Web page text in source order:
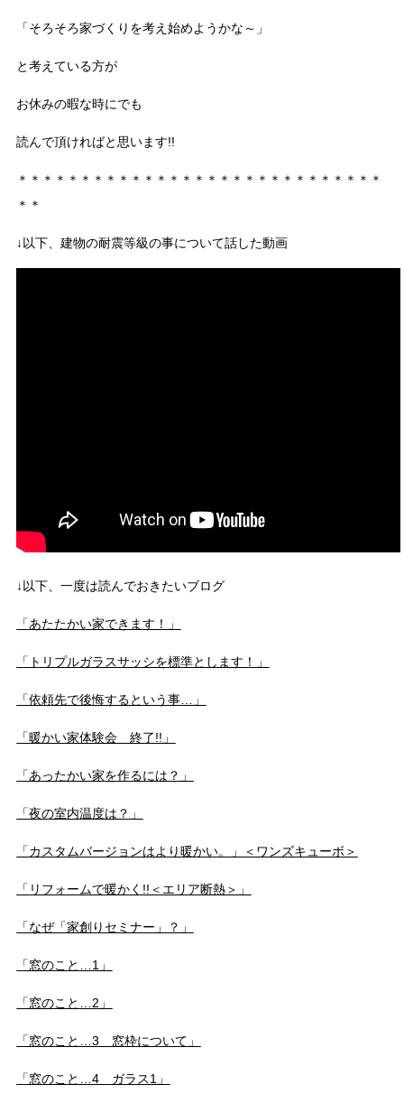
「そろそろ家づくりを考え始めようかな～」
と考えている方が
お休みの暇な時にでも
読んで頂ければと思います!!
＊＊＊＊＊＊＊＊＊＊＊＊＊＊＊＊＊＊＊＊＊＊＊＊＊＊＊＊＊
＊＊
↓以下、建物の耐震等級の事について話した動画
↓以下、一度は読んでおきたいブログ
「あたたかい家できます！」
「トリプルガラスサッシを標準とします！」
「依頼先で後悔するという事…」
「暖かい家体験会 終了!!」
「あったかい家を作るには？」
「夜の室内温度は？」
「カスタムバージョンはより暖かい。」＜ワンズキューボ＞
「リフォームで暖かく!!＜エリア断熱＞」
「なぜ「家創りセミナー」？」
「窓のこと…1」
「窓のこと…2」
「窓のこと…3 窓枠について」
「窓のこと…4 ガラス1」